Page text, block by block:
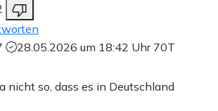
28.05.2026 um 18:42 Uhr 70T
nicht so, dass es in Deutschland